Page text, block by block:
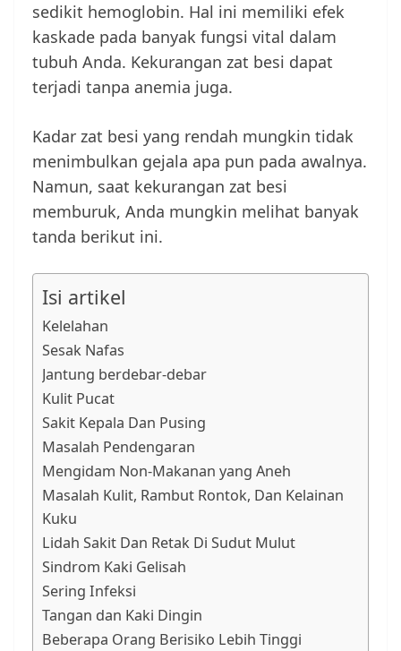
sedikit hemoglobin. Hal ini memiliki efek
kaskade pada banyak fungsi vital dalam
tubuh Anda. Kekurangan zat besi dapat
terjadi tanpa anemia juga.
Kadar zat besi yang rendah mungkin tidak
menimbulkan gejala apa pun pada awalnya.
Namun, saat kekurangan zat besi
memburuk, Anda mungkin melihat banyak
tanda berikut ini.
Isi artikel
Kelelahan
Sesak Nafas
Jantung berdebar-debar
Kulit Pucat
Sakit Kepala Dan Pusing
Masalah Pendengaran
Mengidam Non-Makanan yang Aneh
Masalah Kulit, Rambut Rontok, Dan Kelainan
Kuku
Lidah Sakit Dan Retak Di Sudut Mulut
Sindrom Kaki Gelisah
Sering Infeksi
Tangan dan Kaki Dingin
Beberapa Orang Berisiko Lebih Tinggi